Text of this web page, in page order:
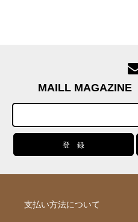
MAILL MAGAZINE
支払い方法について